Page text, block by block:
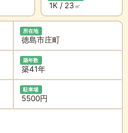
1K / 23 ㎡
所在地
徳島市庄町
築年数
築41年
駐車場
5500円